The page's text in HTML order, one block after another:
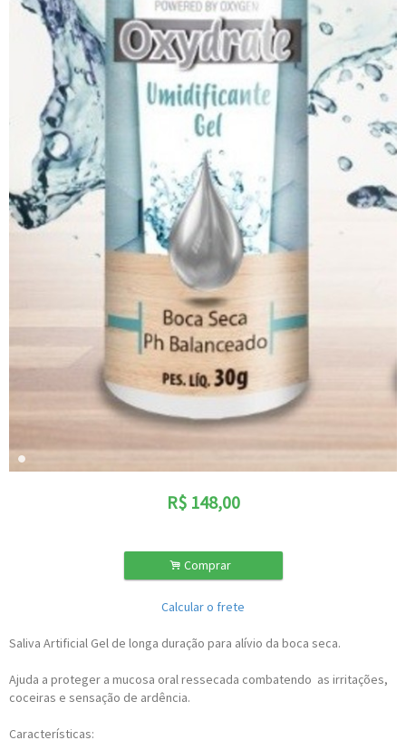
R$ 148,00
. Comprar
Calcular o frete
Saliva Artificial Gel de longa duração para alívio da boca seca.
Ajuda a proteger a mucosa oral ressecada combatendo as irritações,
coceiras e sensação de ardência.
Características: